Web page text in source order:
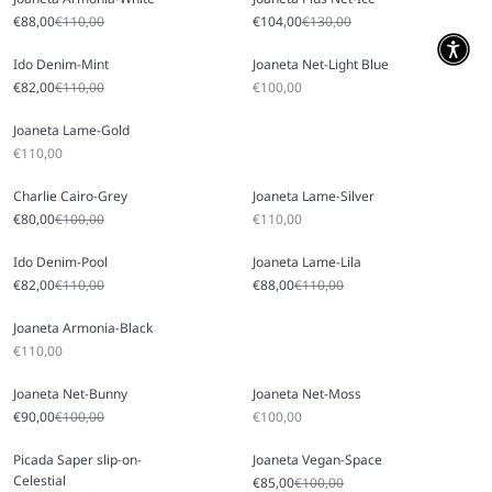
Sale price
€88,00Regular price
€110,00
Sale price
€104,00Regular price
€130,00
Ido Denim-Mint
Sale price
€82,00Regular price
€110,00
Joaneta Net-Light Blue
Sale price
€100,00
Joaneta Lame-Gold
Sale price
€110,00
Charlie Cairo-Grey
Sale price
€80,00Regular price
€100,00
Joaneta Lame-Silver
Sale price
€110,00
Ido Denim-Pool
Sale price
€82,00Regular price
€110,00
Joaneta Lame-Lila
Sale price
€88,00Regular price
€110,00
Joaneta Armonia-Black
Sale price
€110,00
Joaneta Net-Bunny
Sale price
€90,00Regular price
€100,00
Joaneta Net-Moss
Sale price
€100,00
Picada Saper slip-on-
Celestial
Joaneta Vegan-Space
Sale price
€85,00Regular price
€100,00